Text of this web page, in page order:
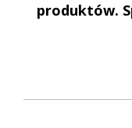
produktów.